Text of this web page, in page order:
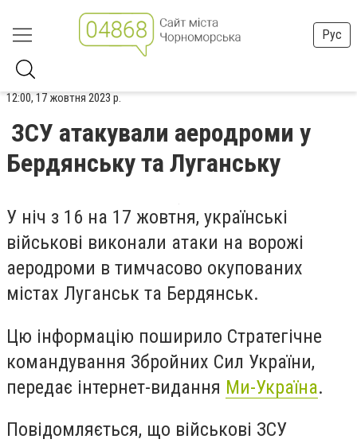
Рус
12:00, 17 жовтня 2023 р.
ЗСУ атакували аеродроми у
Бердянську та Луганську
У ніч з 16 на 17 жовтня, українські
військові виконали атаки на ворожі
аеродроми в тимчасово окупованих
містах Луганськ та Бердянськ.
Цю інформацію поширило Стратегічне
командування Збройних Сил України,
передає інтернет-видання Ми-Україна.
Повідомляється, що військові ЗСУ